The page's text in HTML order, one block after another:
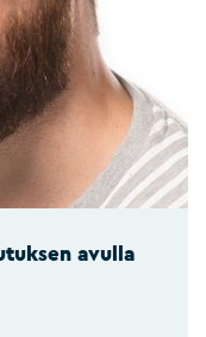
avulla